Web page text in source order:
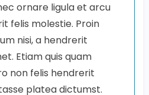
ornare ligula et arcu
felis molestie. Proin
nisi, a hendrerit
Etiam quis quam
non felis hendrerit
platea dictumst.